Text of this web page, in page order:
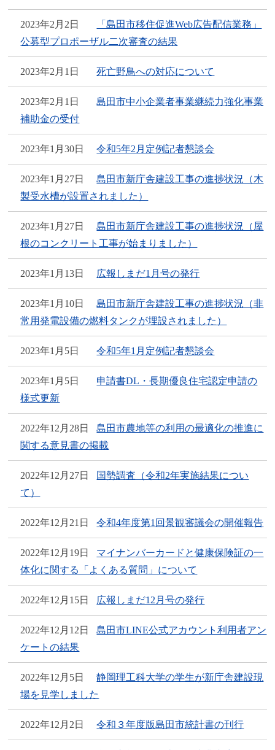
2023年2月2日
「島田市移住促進Web広告配信業務」
公募型プロポーザル二次審査の結果
2023年2月1日 死亡野鳥への対応について
2023年2月1日
島田市中小企業者事業継続力強化事業
補助金の受付
2023年1月30日 令和5年2月定例記者懇談会
2023年1月27日
島田市新庁舎建設工事の進捗状況（木
製受水槽が設置されました）
2023年1月27日
島田市新庁舎建設工事の進捗状況（屋
根のコンクリート工事が始まりました）
2023年1月13日 広報しまだ1月号の発行
2023年1月10日
島田市新庁舎建設工事の進捗状況（非
常用発電設備の燃料タンクが埋設されました）
2023年1月5日 令和5年1月定例記者懇談会
2023年1月5日
申請書DL・長期優良住宅認定申請の
様式更新
2022年12月28日
島田市農地等の利用の最適化の推進に
関する意見書の掲載
2022年12月27日
国勢調査（令和2年実施結果につい
て）
2022年12月21日 令和4年度第1回景観審議会の開催報告
2022年12月19日
マイナンバーカードと健康保険証の一
体化に関する「よくある質問」について
2022年12月15日 広報しまだ12月号の発行
2022年12月12日
島田市LINE公式アカウント利用者アン
ケートの結果
2022年12月5日
静岡理工科大学の学生が新庁舎建設現
場を見学しました
2022年12月2日 令和３年度版島田市統計書の刊行